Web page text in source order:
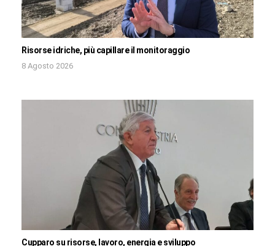
Risorse idriche, più capillare il monitoraggio
8 Agosto 2026
Cupparo su risorse, lavoro, energia e sviluppo